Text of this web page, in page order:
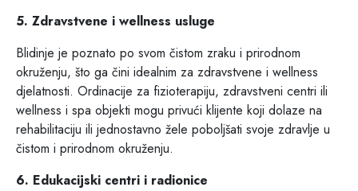
5. Zdravstvene i wellness usluge
Blidinje je poznato po svom čistom zraku i prirodnom
okruženju, što ga čini idealnim za zdravstvene i wellness
djelatnosti. Ordinacije za fizioterapiju, zdravstveni centri ili
wellness i spa objekti mogu privući klijente koji dolaze na
rehabilitaciju ili jednostavno žele poboljšati svoje zdravlje u
čistom i prirodnom okruženju.
6. Edukacijski centri i radionice